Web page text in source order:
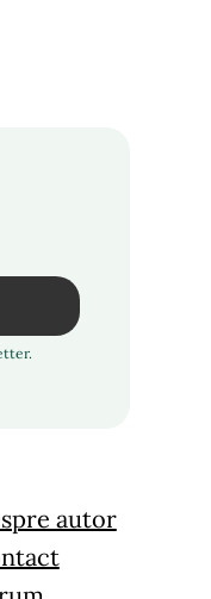
autor